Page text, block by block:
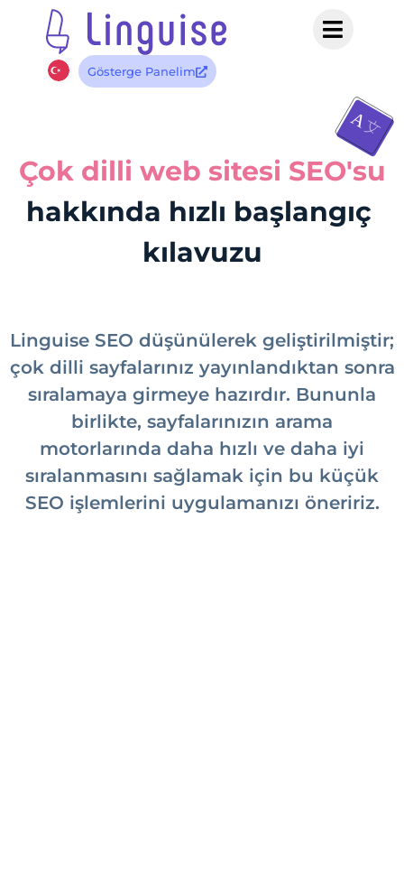
Gösterge Panelim
Çok dilli web sitesi SEO'su
hakkında hızlı başlangıç ​​
kılavuzu
Linguise SEO düşünülerek geliştirilmiştir;
çok dilli sayfalarınız yayınlandıktan sonra
sıralamaya girmeye hazırdır. Bununla
birlikte, sayfalarınızın arama
motorlarında daha hızlı ve daha iyi
sıralanmasını sağlamak için bu küçük
SEO işlemlerini uygulamanızı öneririz.